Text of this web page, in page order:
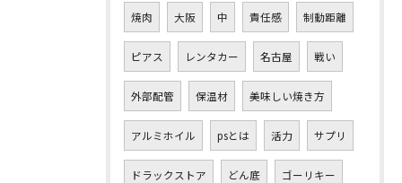
焼肉 大阪 中 責任感 制動距離
ピアス レンタカー 名古屋 戦い
外部配管 保温材 美味しい焼き方
アルミホイル psとは 活力 サプリ
ドラックストア どん底 ゴーリキー